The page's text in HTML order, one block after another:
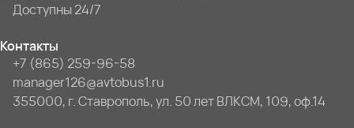
Доступны 24/7
Контакты
+7 (865) 259-96-58
manager126@avtobus1.ru
355000, г. Ставрополь, ул. 50 лет ВЛКСМ, 109, оф.14